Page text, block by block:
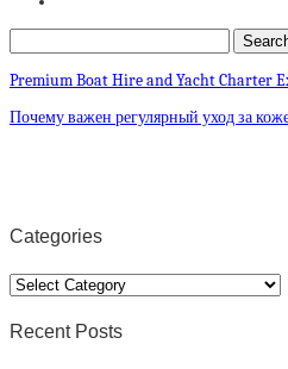
Premium Boat Hire and Yacht Charter
Почему важен регулярный уход за
Categories
Categories
Recent Posts